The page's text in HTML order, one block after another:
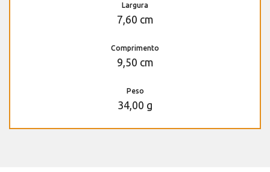
Largura
7,60 cm
Comprimento
9,50 cm
Peso
34,00 g